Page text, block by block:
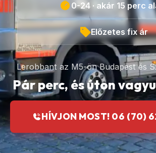
0-24 · akár 15 perc
Előzetes fix ár
Lerobbant az M5-ön Budapest és
Pár perc, és úton
HÍVJON MOST! 06 (70)